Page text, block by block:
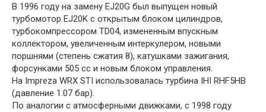
В 1996 году на замену EJ20G был выпущен новый
турбомотор EJ20K с открытым блоком цилиндров,
турбокомпрессором TD04, измененным впускным
коллектором, увеличенным интеркулером, новыми
поршнями (степень сжатия 8), катушками зажигания,
форсунками 505 сс и новым блоком управления.
На Impreza WRX STI использовалась турбина IHI RHF5HB
(давление 1.07 бар).
По аналогии с атмосферными движками, с 1998 году